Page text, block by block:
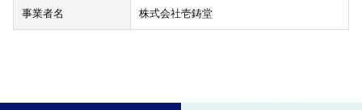
事業者名 株式会社壱鋳堂